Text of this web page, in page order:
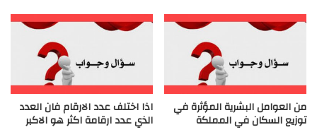
من العوامل البشرية المؤثرة في
توزيع السكان في المملكة
اذا اختلف عدد الارقام فان العدد
الذي عدد ارقامة اكثر هو الاكبر